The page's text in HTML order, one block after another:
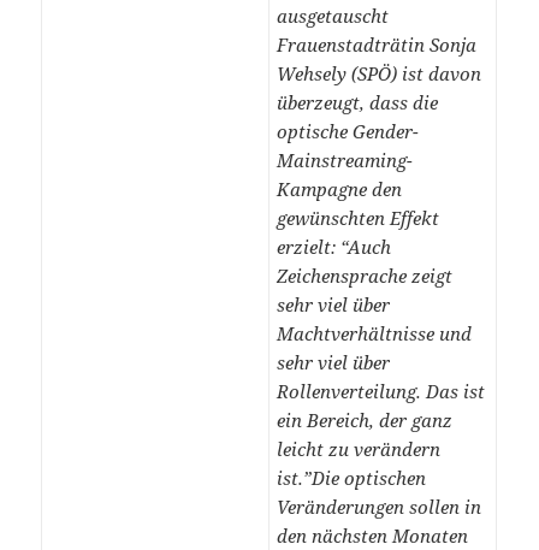
ausgetauscht
Frauenstadträtin Sonja
Wehsely (SPÖ) ist davon
überzeugt, dass die
optische Gender-
Mainstreaming-
Kampagne den
gewünschten Effekt
erzielt: “Auch
Zeichensprache zeigt
sehr viel über
Machtverhältnisse und
sehr viel über
Rollenverteilung. Das ist
ein Bereich, der ganz
leicht zu verändern
ist.”Die optischen
Veränderungen sollen in
den nächsten Monaten